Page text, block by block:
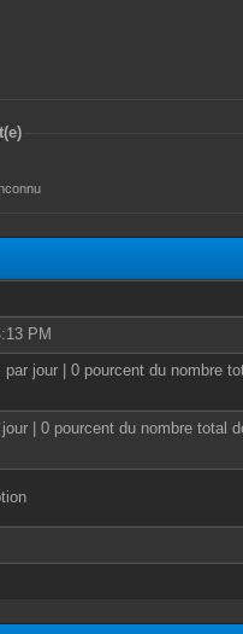
PM
jour | 0 pourcent du nombre
| 0 pourcent du nombre total